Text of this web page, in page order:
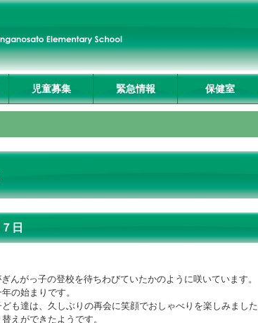
児童募集 緊急情報 保健室
日
んがっ子の登校を待ちわびていたかのように咲いています。
の始まりです。
も達は、久しぶりの再会に笑顔でおしゃべりを楽しみまし
えができたようです。